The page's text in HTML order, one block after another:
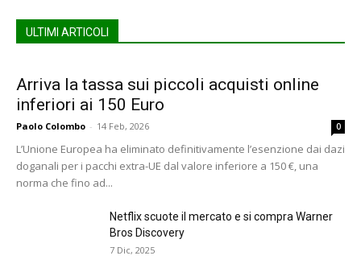
ULTIMI ARTICOLI
Arriva la tassa sui piccoli acquisti online
inferiori ai 150 Euro
Paolo Colombo - 14 Feb, 2026 0
L’Unione Europea ha eliminato definitivamente l’esenzione dai dazi
doganali per i pacchi extra-UE dal valore inferiore a 150 €, una
norma che fino ad...
Netflix scuote il mercato e si compra Warner
Bros Discovery
7 Dic, 2025